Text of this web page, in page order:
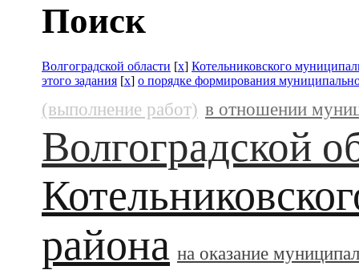
Поиск
Волгоградской области [x] Котельниковского
этого задания [x] о порядке формирования
(выполнение работ) в отношении
Волгоградской
района на оказание